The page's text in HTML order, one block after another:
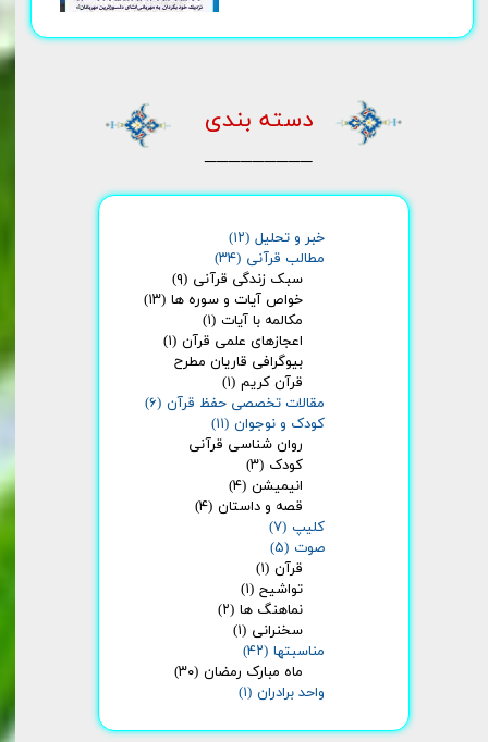
خبر و تحلیل (۱۲)
مطالب قرآنی (۳۴)
سبک زندگی قرآنی (۹)
خواص آیات و سوره ها (۱۳)
مکالمه با آیات (۱)
اعجازهای علمی قرآن (۱)
بیوگرافی قاریان مطرح
قرآن کریم (۱)
مقالات تخصصی حفظ قرآن (۶)
کودک و نوجوان (۱۱)
روان شناسی قرآنی
کودک (۳)
انیمیشن (۴)
قصه و داستان (۴)
کلیپ (۷)
صوت (۵)
قرآن (۱)
تواشیح (۱)
نماهنگ ها (۲)
سخنرانی (۱)
مناسبتها (۴۲)
ماه مبارک رمضان (۳۰)
واحد برادران (۱)
دسته بندی
_________